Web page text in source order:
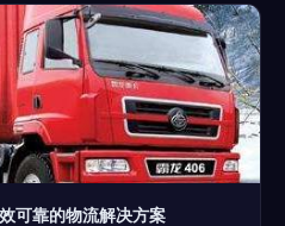
可靠的物流解决方案